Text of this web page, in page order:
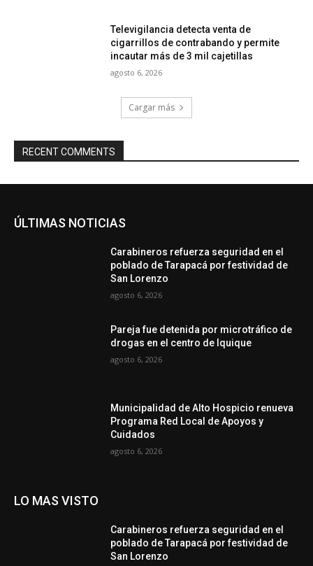
Televigilancia detecta venta de
cigarrillos de contrabando y permite
incautar más de 3 mil cajetillas
agosto 6, 2026
Cargar más
RECENT COMMENTS
ÚLTIMAS NOTICIAS
Carabineros refuerza seguridad en el
poblado de Tarapacá por festividad de
San Lorenzo
agosto 6, 2026
Pareja fue detenida por microtráfico de
drogas en el centro de Iquique
agosto 6, 2026
Municipalidad de Alto Hospicio renueva
Programa Red Local de Apoyos y
Cuidados
agosto 6, 2026
LO MAS VISTO
Carabineros refuerza seguridad en el
poblado de Tarapacá por festividad de
San Lorenzo